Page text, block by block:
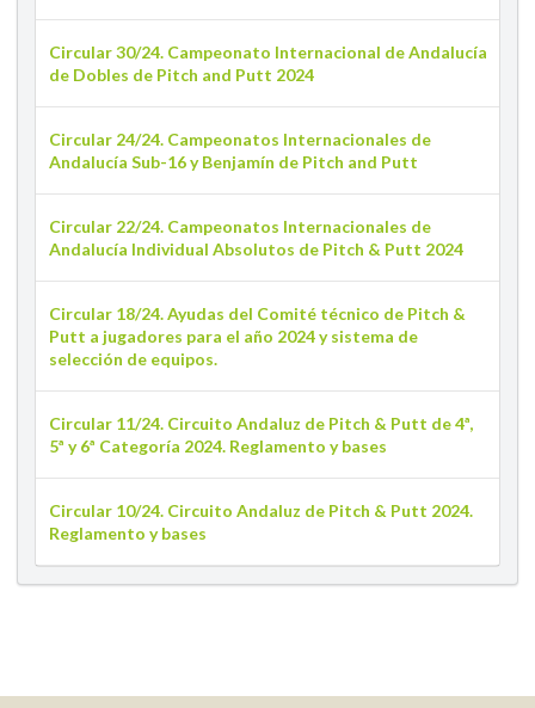
Circular 30/24. Campeonato Internacional de Andalucía
de Dobles de Pitch and Putt 2024
Circular 24/24. Campeonatos Internacionales de
Andalucía Sub-16 y Benjamín de Pitch and Putt
Circular 22/24. Campeonatos Internacionales de
Andalucía Individual Absolutos de Pitch & Putt 2024
Circular 18/24. Ayudas del Comité técnico de Pitch &
Putt a jugadores para el año 2024 y sistema de
selección de equipos.
Circular 11/24. Circuito Andaluz de Pitch & Putt de 4ª,
5ª y 6ª Categoría 2024. Reglamento y bases
Circular 10/24. Circuito Andaluz de Pitch & Putt 2024.
Reglamento y bases